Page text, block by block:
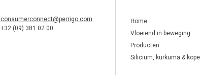
consumerconnect@perrigo.com
+32 (09) 381 02 00
Home
Vloeiend in beweging
Producten
Silicium, kurkuma &